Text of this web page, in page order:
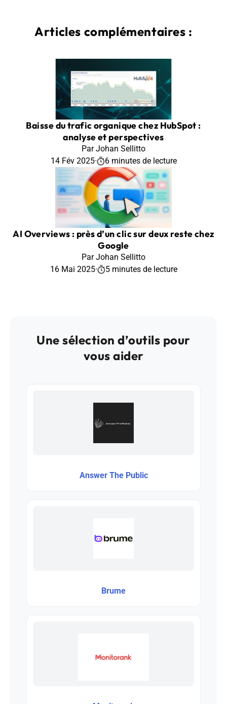
Articles complémentaires :
Baisse du trafic organique chez HubSpot :
analyse et perspectives
Par Johan Sellitto
14 Fév 2025· 6 minutes de lecture
AI Overviews : près d’un clic sur deux reste chez
Google
Par Johan Sellitto
16 Mai 2025· 5 minutes de lecture
Une sélection d’outils pour
vous aider
Answer The Public
Brume